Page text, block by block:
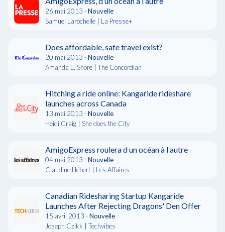
26 mai 2013 -Nouvelle
Samuel Larochelle | La Presse+
Does affordable, safe travel exist?
20 mai 2013 -Nouvelle
Amanda L. Shore | The Concordian
Hitching a ride online: Kangaride rideshare
launches across Canada
13 mai 2013 -Nouvelle
Heidi Craig | She does the City
AmigoExpress roulera d un océan à l autre
04 mai 2013 -Nouvelle
Claudine Hébert | Les Affaires
Canadian Ridesharing Startup Kangaride
Launches After Rejecting Dragons' Den Offer
15 avril 2013 -Nouvelle
Joseph Czikk | Techvibes